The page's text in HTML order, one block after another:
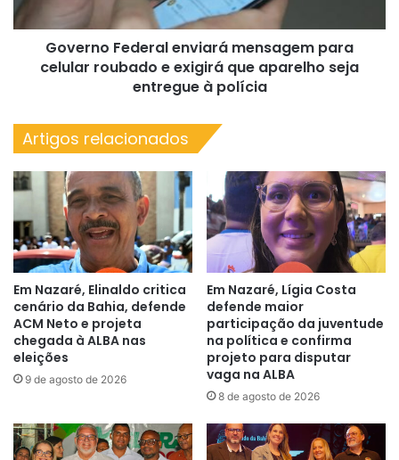
e
exigirá
aparelho
à
polícia
Governo Federal enviará mensagem para
celular roubado e exigirá que aparelho seja
entregue à polícia
Artigos relacionados
Em Nazaré, Elinaldo critica
cenário da Bahia, defende
ACM Neto e projeta
chegada à ALBA nas
eleições
9 de agosto de 2026
Em Nazaré, Lígia Costa
defende maior
participação da juventude
na política e confirma
projeto para disputar
vaga na ALBA
8 de agosto de 2026